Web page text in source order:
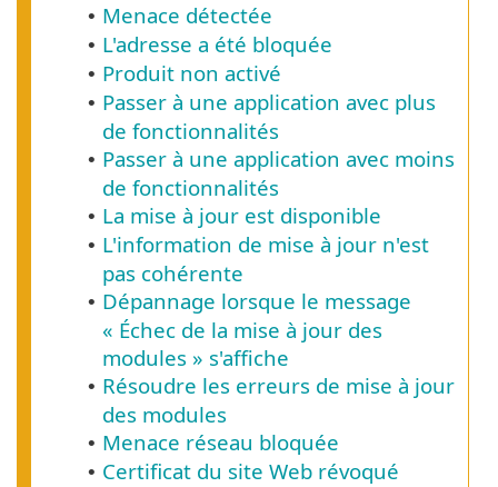
• Menace détectée
• L'adresse a été bloquée
• Produit non activé
• Passer à une application avec plus
de fonctionnalités
• Passer à une application avec moins
de fonctionnalités
• La mise à jour est disponible
• L'information de mise à jour n'est
pas cohérente
• Dépannage lorsque le message
« Échec de la mise à jour des
modules » s'affiche
• Résoudre les erreurs de mise à jour
des modules
• Menace réseau bloquée
• Certificat du site Web révoqué